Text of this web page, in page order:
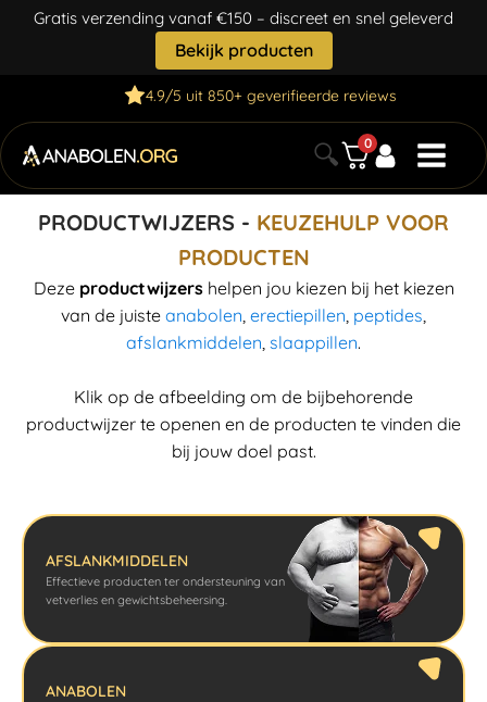
Gratis verzending vanaf €150 – discreet en snel geleverd
Bekijk producten
4.9/5 uit 850+ geverifieerde reviews
🔍 0
PRODUCTWIJZERS - KEUZEHULP VOOR
PRODUCTEN
Deze productwijzershelpen jou kiezen bij het kiezen
van de juiste anabolen, erectiepillen, peptides,
afslankmiddelen, slaappillen.
Klik op de afbeelding om de bijbehorende
productwijzer te openen en de producten te vinden die
bij jouw doel past.
AFSLANKMIDDELEN
Effectieve producten ter ondersteuning van
vetverlies en gewichtsbeheersing.
ANABOLEN